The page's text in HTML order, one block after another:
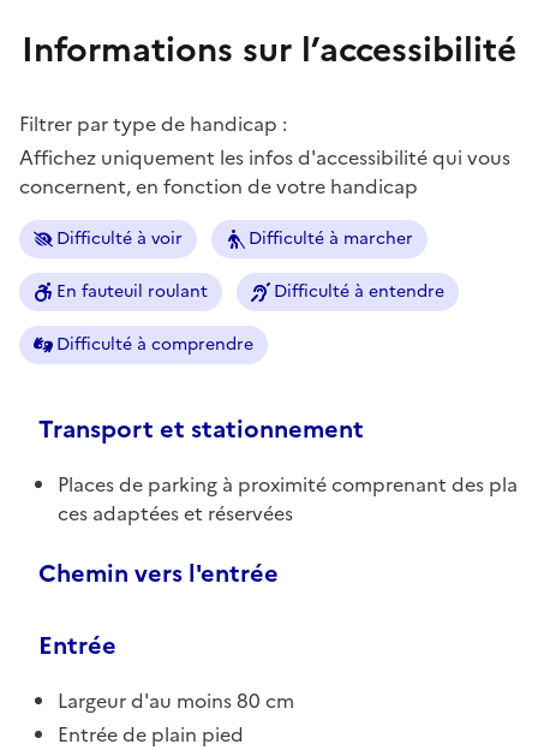
Informations sur l’accessibilité
Filtrer par type de handicap :
Affichez uniquement les infos d'accessibilité qui vous
concernent, en fonction de votre handicap
Difficulté à voir Difficulté à marcher
En fauteuil roulant Difficulté à entendre
Difficulté à comprendre
Transport et stationnement
Places de parking à proximité comprenant des pla
ces adaptées et réservées
Chemin vers l'entrée
Entrée
Largeur d'au moins 80 cm
Entrée de plain pied